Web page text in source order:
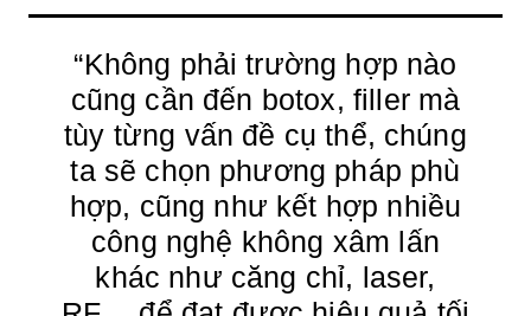
“Không phải trường hợp nào
cũng cần đến botox, filler mà
tùy từng vấn đề cụ thể, chúng
ta sẽ chọn phương pháp phù
hợp, cũng như kết hợp nhiều
công nghệ không xâm lấn
khác như căng chỉ, laser,